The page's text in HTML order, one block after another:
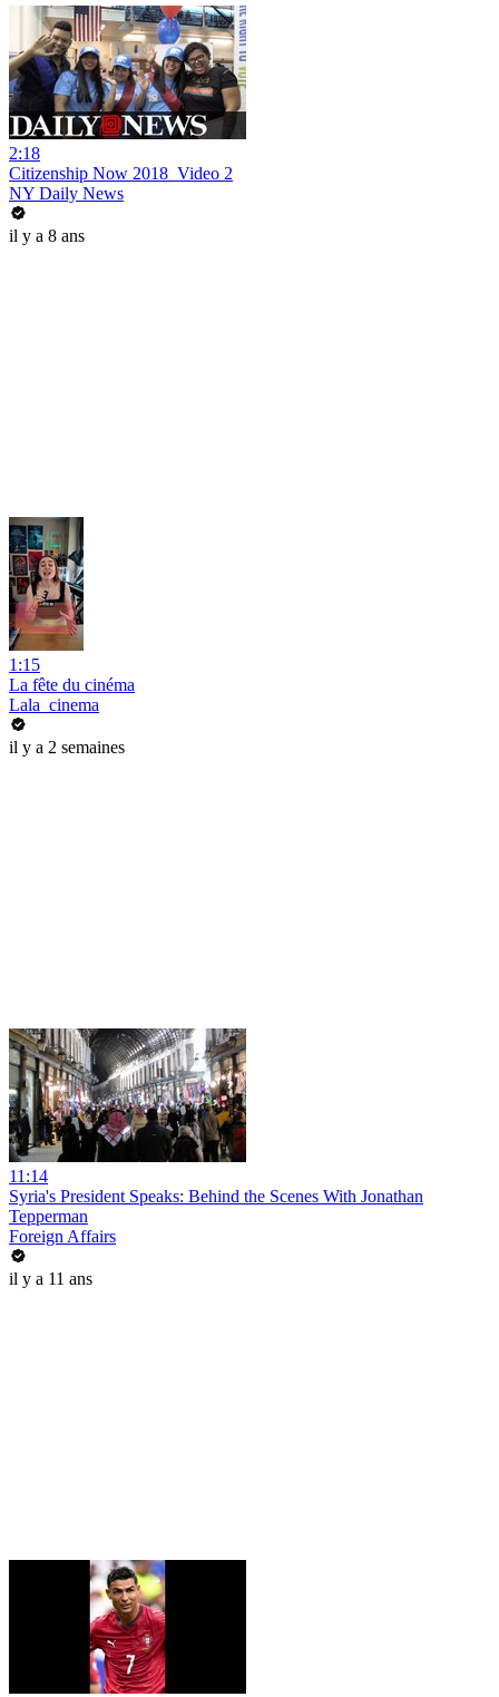
2:18
Citizenship Now 2018_Video 2
NY Daily News
il y a 8 ans
1:15
La fête du cinéma
Lala_cinema
il y a 2 semaines
11:14
Syria's President Speaks: Behind the Scenes With Jonathan
Tepperman
Foreign Affairs
il y a 11 ans